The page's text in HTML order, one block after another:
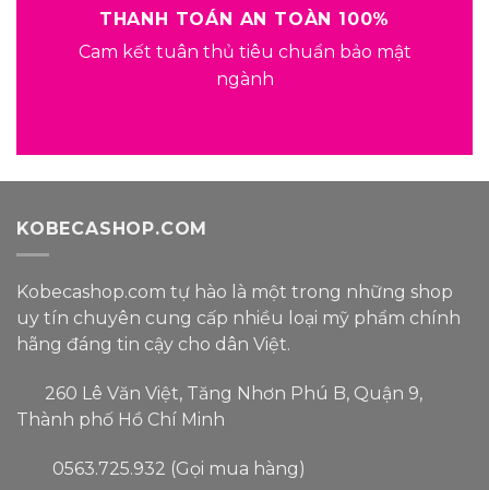
THANH TOÁN AN TOÀN 100%
Cam kết tuân thủ tiêu chuẩn bảo mật
ngành
KOBECASHOP.COM
Kobecashop.com tự hào là một trong những shop
uy tín chuyên cung cấp nhiều loại mỹ phẩm chính
hãng đáng tin cậy cho dân Việt.
260 Lê Văn Việt, Tăng Nhơn Phú B, Quận 9,
Thành phố Hồ Chí Minh
0563.725.932 (Gọi mua hàng)